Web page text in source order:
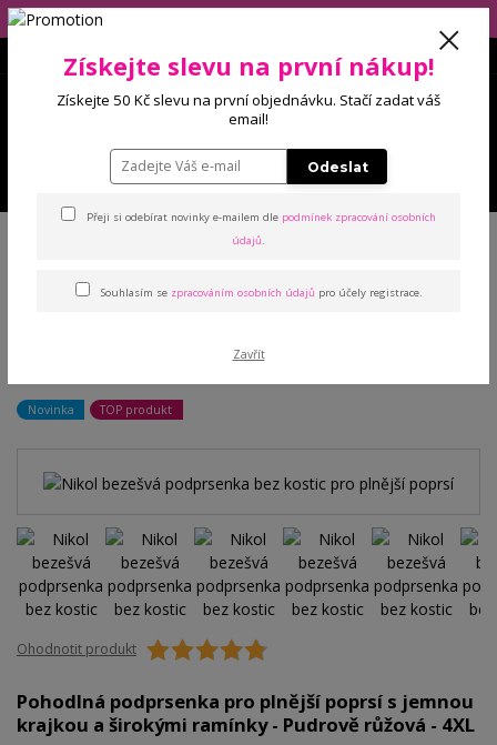
Eshop má dovolenou (10.-14.8), balíčky budeme odesílat 17.8.2026!
Podprsenky Sportovní
Nikol bezešvá podprsenka bez kostic
bez kostic pro plnější poprsí
Novinka TOP produkt
Ohodnotit produkt
Pohodlná podprsenka pro plnější poprsí s jemnou
krajkou a širokými ramínky - Pudrově růžová - 4XL
Získejte slevu na první nákup!
Získejte 50 Kč slevu na první objednávku. Stačí zadat váš
email!
Odeslat
Přeji si odebírat novinky e-mailem dle podmínek zpracování osobních
údajů.
Souhlasím se zpracováním osobních údajů pro účely registrace.
Zavřít